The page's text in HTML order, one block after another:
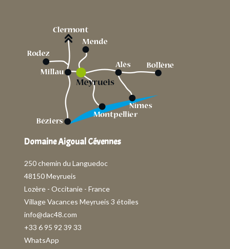
Domaine Aigoual Cévennes
250 chemin du Languedoc
48150 Meyrueis
Lozère - Occitanie - France
Village Vacances Meyrueis 3 étoiles
info@dac48.com
+33 6 95 92 39 33
WhatsApp